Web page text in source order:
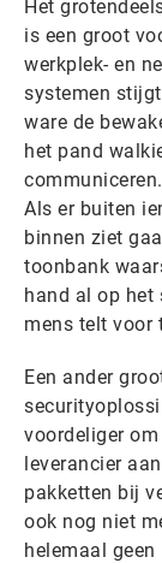
Het
is een groot
werkplek- en
systemen
ware de
het pand
Als er buiten
binnen ziet
toonbank
hand al op het
mens telt voor
Een ander
voordeliger
leverancier
pakketten bij
ook nog niet
helemaal